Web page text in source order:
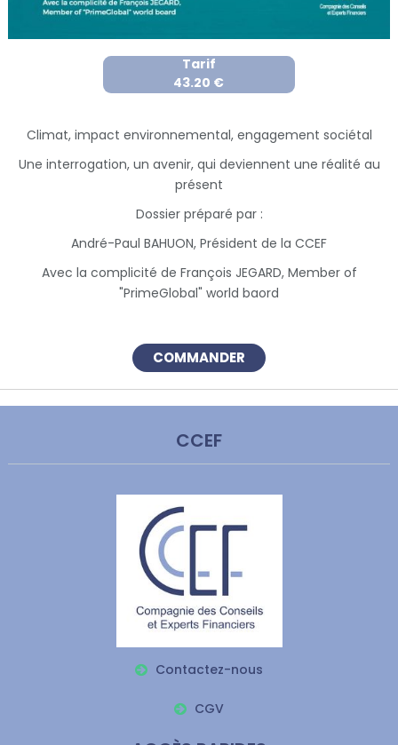
Tarif
43.20 €
Climat, impact environnemental, engagement sociétal
Une interrogation, un avenir, qui deviennent une réalité au
présent
Dossier préparé par :
André-Paul BAHUON, Président de la CCEF
Avec la complicité de François JEGARD, Member of
"PrimeGlobal" world baord
COMMANDER
CCEF
Contactez-nous
CGV